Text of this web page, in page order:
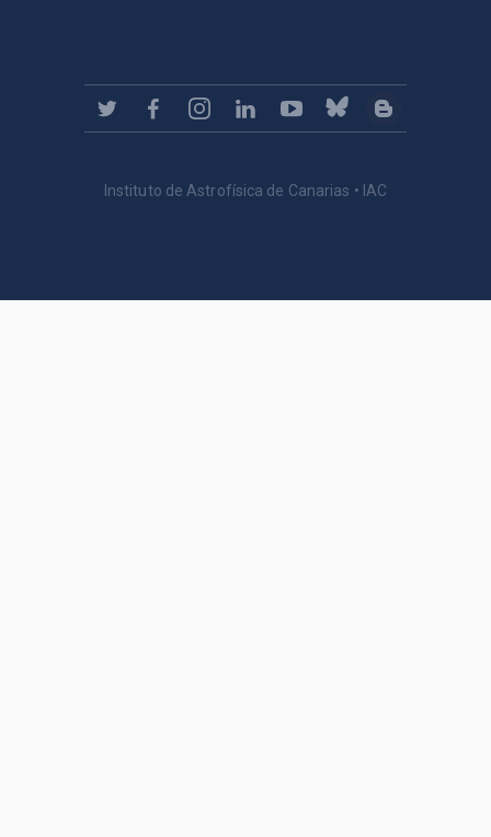
Instituto de Astrofísica de Canarias • IAC